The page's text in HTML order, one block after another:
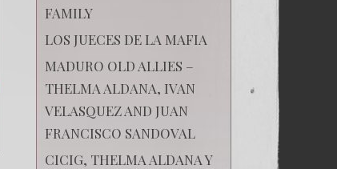
FAMILY
LOS JUECES DE LA MAFIA
MADURO OLD ALLIES –
THELMA ALDANA, IVAN
VELASQUEZ AND JUAN
FRANCISCO SANDOVAL
CICIG, THELMA ALDANA Y